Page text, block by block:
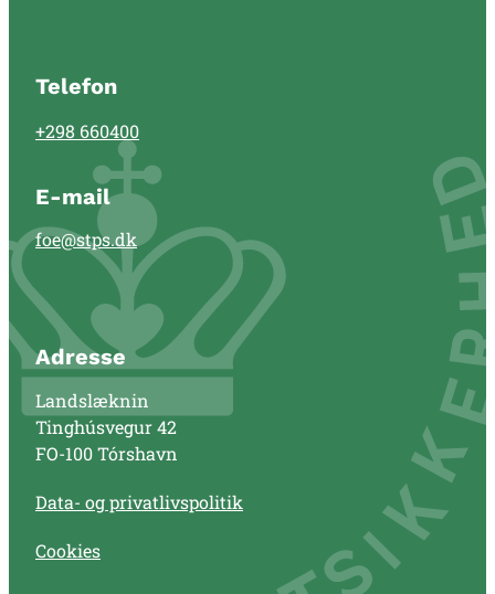
Telefon
+298 660400
E-mail
foe@stps.dk
Adresse
Landslæknin
Tinghúsvegur 42
FO-100 Tórshavn
Data- og privatlivspolitik
Cookies